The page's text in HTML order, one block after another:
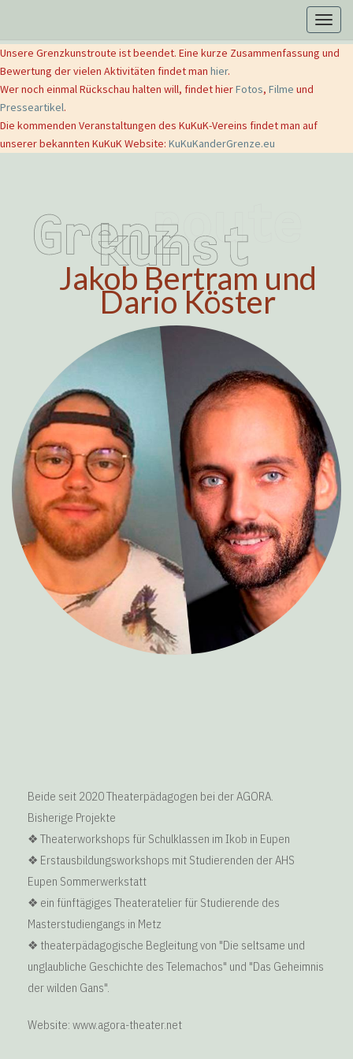
Unsere Grenzkunstroute ist beendet. Eine kurze Zusammenfassung und
Bewertung der vielen Aktivitäten findet man hier.
Wer noch einmal Rückschau halten will, findet hierFotos, Filme und
Presseartikel.
Die kommenden Veranstaltungen des KuKuK-Vereins findet man auf
unserer bekannten KuKuK Website: KuKuKanderGrenze.eu
Jakob Bertram und
Dario Köster
About Veranstalter
Beide seit 2020 Theaterpädagogen bei der AGORA.
Bisherige Projekte
❖ Theaterworkshops für Schulklassen im Ikob in Eupen
❖ Erstausbildungsworkshops mit Studierenden der AHS
Eupen Sommerwerkstatt
❖ ein fünftägiges Theateratelier für Studierende des
Masterstudiengangs in Metz
❖ theaterpädagogische Begleitung von "Die seltsame und
unglaubliche Geschichte des Telemachos" und "Das Geheimnis
der wilden Gans".
Website: www.agora-theater.net